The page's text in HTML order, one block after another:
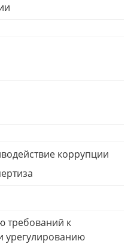
коррупции
требований к
урегулированию